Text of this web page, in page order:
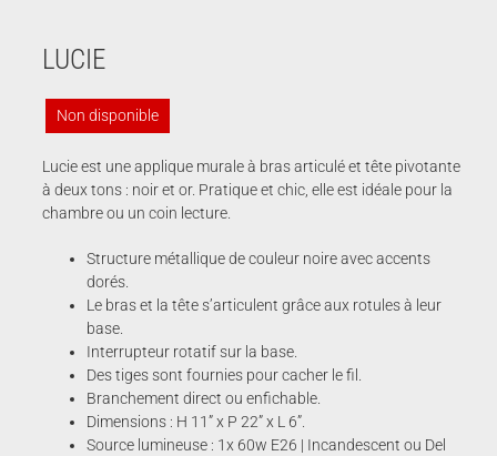
LUCIE
Non disponible
Lucie est une applique murale à bras articulé et tête pivotante
à deux tons : noir et or. Pratique et chic, elle est idéale pour la
chambre ou un coin lecture.
Structure métallique de couleur noire avec accents
dorés.
Le bras et la tête s’articulent grâce aux rotules à leur
base.
Interrupteur rotatif sur la base.
Des tiges sont fournies pour cacher le fil.
Branchement direct ou enfichable.
Dimensions : H 11” x P 22” x L 6”.
Source lumineuse : 1x 60w E26 | Incandescent ou Del